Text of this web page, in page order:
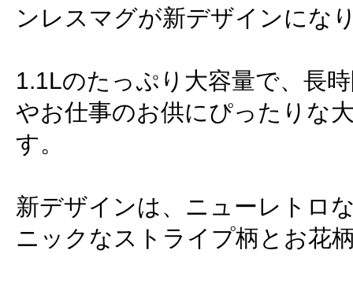
ンレスマグが新デザインにな
1.1Lのたっぷり大容量で、長
やお仕事のお供にぴったりな
す。
新デザインは、ニューレトロ
ニックなストライプ柄とお花